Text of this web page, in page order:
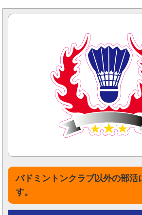
バドミントンクラブ以外の部活
す。